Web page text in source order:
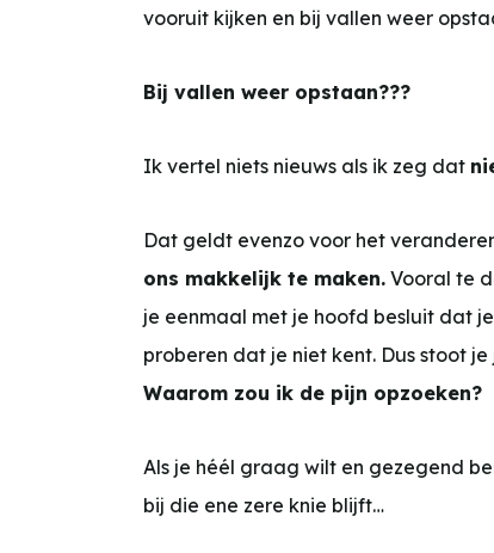
vooruit kijken en bij vallen weer
Bij vallen weer opstaan???
Ik vertel niets nieuws als ik zeg dat
Dat geldt evenzo voor het
ons makkelijk te maken. Vooral te
je eenmaal met je hoofd besluit dat
proberen dat je niet kent. Dus stoot
Waarom zou ik de pijn opzoeken?
Als je héél graag wilt en gezegend
bij die ene zere knie blijft…